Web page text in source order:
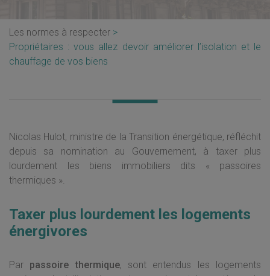
Les normes à respecter
Propriétaires : vous allez devoir améliorer l’isolation et le
chauffage de vos biens
Nicolas Hulot, ministre de la Transition énergétique, réfléchit
depuis sa nomination au Gouvernement, à taxer plus
lourdement les biens immobiliers dits « passoires
thermiques ».
Taxer plus lourdement les logements
énergivores
Par passoire thermique, sont entendus les logements